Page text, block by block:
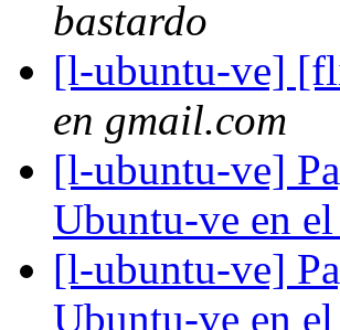
bastardo
[l-ubuntu-ve]
en gmail.com
[l-ubuntu-ve]
Ubuntu-ve en
[l-ubuntu-ve]
Ubuntu-ve en